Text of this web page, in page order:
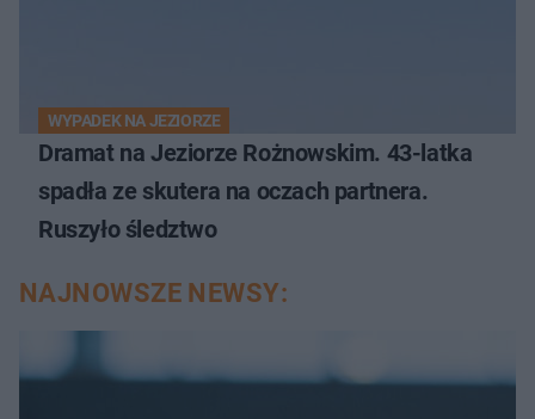
WYPADEK NA JEZIORZE
Dramat na Jeziorze Rożnowskim. 43-latka
spadła ze skutera na oczach partnera.
Ruszyło śledztwo
NAJNOWSZE NEWSY: